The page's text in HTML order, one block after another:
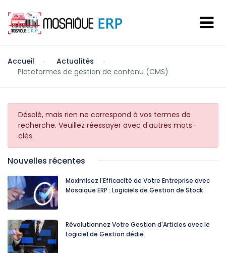
Accueil
Actualités
Plateformes de gestion de contenu (CMS)
Désolé, mais rien ne correspond à vos termes de
recherche. Veuillez réessayer avec d'autres mots-
clés.
Nouvelles récentes
Maximisez l'Efficacité de Votre Entreprise avec
Mosaique ERP : Logiciels de Gestion de Stock
Révolutionnez Votre Gestion d'Articles avec le
Logiciel de Gestion dédié